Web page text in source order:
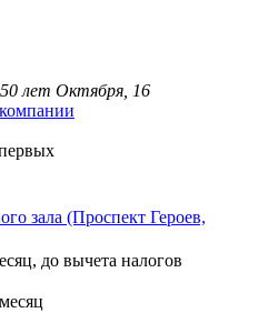
лет Октября, 16
зала (Проспект Героев,
до вычета налогов